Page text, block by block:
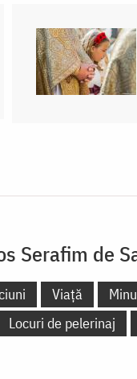
Serafim de
Viață
Locuri de pelerinaj